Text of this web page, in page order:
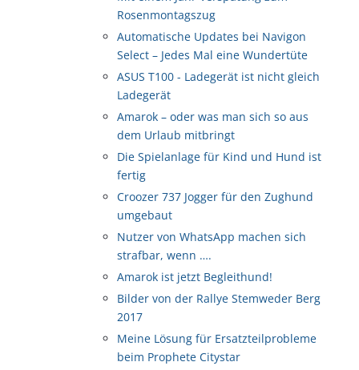
Rosenmontagszug
Automatische Updates bei Navigon
Select – Jedes Mal eine Wundertüte
ASUS T100 - Ladegerät ist nicht gleich
Ladegerät
Amarok – oder was man sich so aus
dem Urlaub mitbringt
Die Spielanlage für Kind und Hund ist
fertig
Croozer 737 Jogger für den Zughund
umgebaut
Nutzer von WhatsApp machen sich
strafbar, wenn ….
Amarok ist jetzt Begleithund!
Bilder von der Rallye Stemweder Berg
2017
Meine Lösung für Ersatzteilprobleme
beim Prophete Citystar